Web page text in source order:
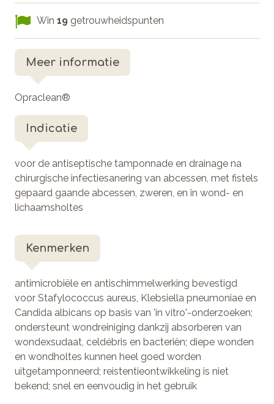
Win 19 getrouwheidspunten
Meer informatie
Opraclean®
Indicatie
voor de antiseptische tamponnade en drainage na
chirurgische infectiesanering van abcessen, met fistels
gepaard gaande abcessen, zweren, en in wond- en
lichaamsholtes
Kenmerken
antimicrobiële en antischimmelwerking bevestigd
voor Stafylococcus aureus, Klebsiella pneumoniae en
Candida albicans op basis van 'in vitro'-onderzoeken;
ondersteunt wondreiniging dankzij absorberen van
wondexsudaat, celdébris en bacteriën; diepe wonden
en wondholtes kunnen heel goed worden
uitgetamponneerd; reistentieontwikkeling is niet
bekend; snel en eenvoudig in het gebruik